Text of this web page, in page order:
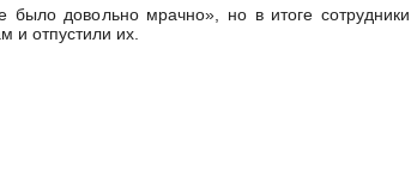
было довольно мрачно», но в итоге сотрудники
и отпустили их.